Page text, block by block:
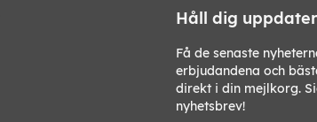
Håll dig
Få de senaste
erbjudandena och
direkt i din mejlkorg.
nyhetsbrev!